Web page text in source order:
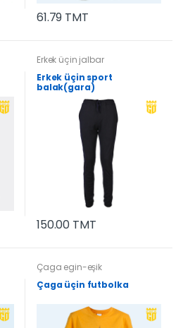
61.79 TMT
Erkek üçin jalbar
Erkek üçin sport
balak(gara)
150.00 TMT
Çaga egin-eşik
Çaga üçin futbolka